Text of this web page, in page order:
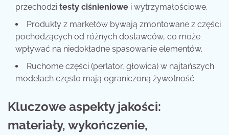
przechodzi testy ciśnieniowe i wytrzymałościowe.
Produkty z marketów bywają zmontowane z części
pochodzących od różnych dostawców, co może
wpływać na niedokładne spasowanie elementów.
Ruchome części (perlator, głowica) w najtańszych
modelach często mają ograniczoną żywotność.
Kluczowe aspekty jakości:
materiały, wykończenie,